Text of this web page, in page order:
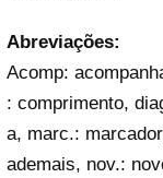
Abreviações:
Acomp:
: comprimento,
a, marc.:
ademais, nov.: